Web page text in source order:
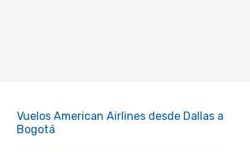
Vuelos American Airlines desde Dallas a
Bogotá